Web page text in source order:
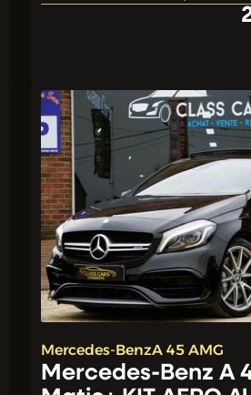
Mercedes-BenzA 45 AMG
Mercedes-Benz A